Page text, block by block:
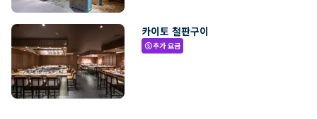
카이토 철판구이
paid추가 요금